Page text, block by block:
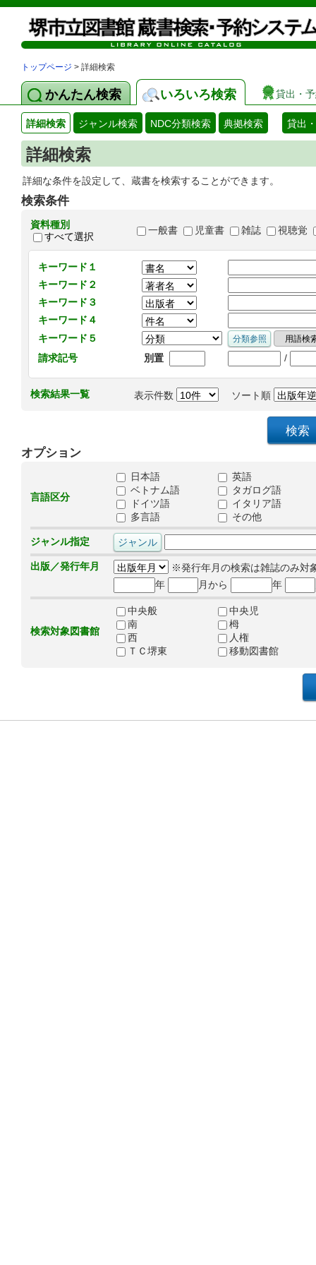
トップページ > 詳細検索
かんたん検索 いろいろ検索 貸出・
詳細検索 ジャンル検索 NDC分類検索 典拠検索 貸出
詳細検索
詳細な条件を設定して、蔵書を検索することができます。
検索条件
資料種別
すべて選択
一般書 児童書 雑誌 視聴覚
キーワード１
キーワード２
キーワード３
キーワード４
キーワード５
請求記号
別置 /
検索結果一覧 表示件数 ソート順
オプション
言語区分
日本語
英語
ベトナム語
タガログ語
ドイツ語
イタリア語
多言語
その他
ジャンル指定
出版／発行年月
※発行年月の検索は雑誌のみ対
年
月から 年
検索対象図書館
中央般
中央児
南
栂
西
人権
ＴＣ堺東
移動図書館